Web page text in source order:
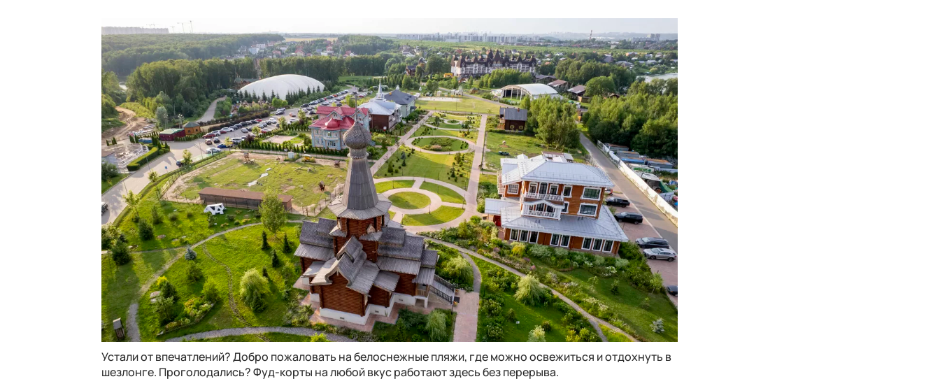
Устали от впечатлений? Добро пожаловать на белоснежные пляжи, где можно освежиться и отдохнуть в
шезлонге. Проголодались? Фуд-корты на любой вкус работают здесь без перерыва.